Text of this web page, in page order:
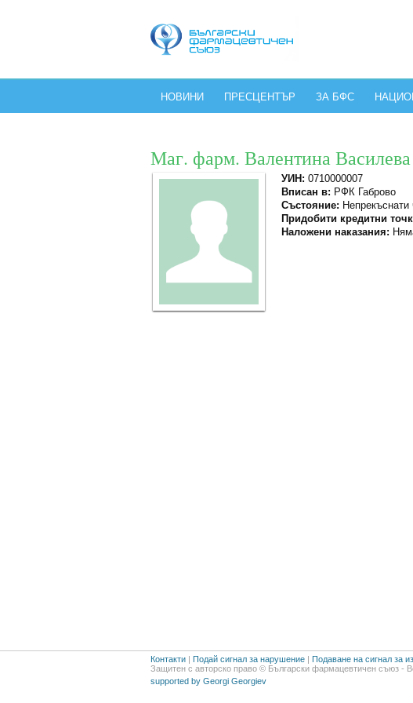
НОВИНИ ПРЕСЦЕНТЪР ЗА БФС
Маг. фарм. Валентина
УИН: 0710000007
Вписан в: РФК Габрово
Състояние:
Придобити кредитни
Наложени наказания:
Контакти | Подай сигнал за нарушение | Подаване на сигнал за
Защитен с авторско право © Български фармацевтичен съюз -
supported by Georgi Georgiev